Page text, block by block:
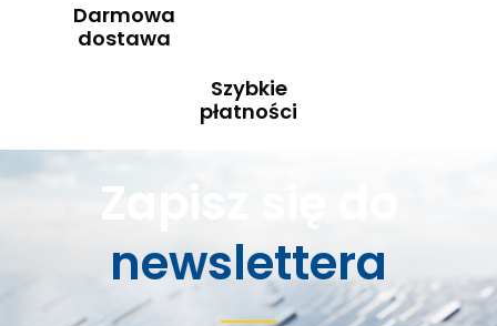
Darmowa
dostawa
Szybkie
płatności
Zapisz się do
newslettera